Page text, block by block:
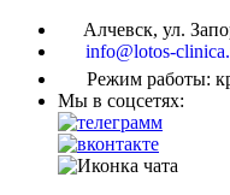
Алчевск, ул.
info@lotos-
Режим работы:
Мы в соцсетях: